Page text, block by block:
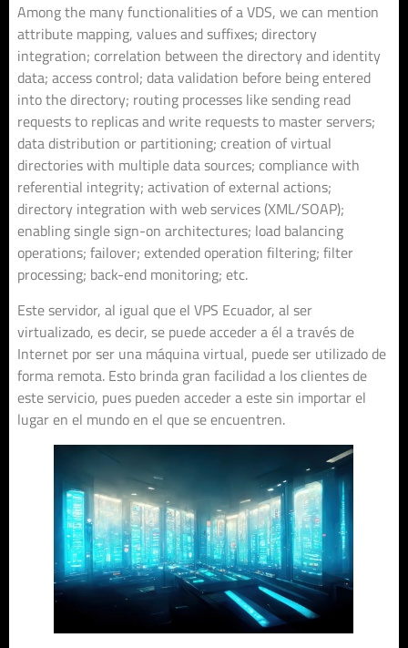
Among the many functionalities of a VDS, we can mention
attribute mapping, values and suffixes; directory
integration; correlation between the directory and identity
data; access control; data validation before being entered
into the directory; routing processes like sending read
requests to replicas and write requests to master servers;
data distribution or partitioning; creation of virtual
directories with multiple data sources; compliance with
referential integrity; activation of external actions;
directory integration with web services (XML/SOAP);
enabling single sign-on architectures; load balancing
operations; failover; extended operation filtering; filter
processing; back-end monitoring; etc.
Este servidor, al igual que el VPS Ecuador, al ser
virtualizado, es decir, se puede acceder a él a través de
Internet por ser una máquina virtual, puede ser utilizado de
forma remota. Esto brinda gran facilidad a los clientes de
este servicio, pues pueden acceder a este sin importar el
lugar en el mundo en el que se encuentren.